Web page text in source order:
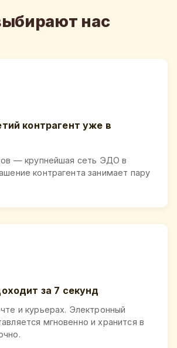
нас
контрагент уже в
— крупнейшая сеть ЭДО в
контрагента занимает пару
за 7 секунд
и курьерах. Электронный
мгновенно и хранится в